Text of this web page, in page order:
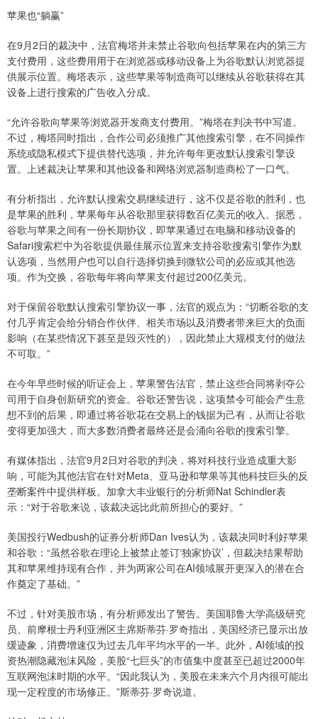
苹果也“躺赢”
在9月2日的裁决中，法官梅塔并未禁止谷歌向包括苹果在内的第三方
支付费用，这些费用用于在浏览器或移动设备上为谷歌默认浏览器提
供展示位置。梅塔表示，这些苹果等制造商可以继续从谷歌获得在其
设备上进行搜索的广告收入分成。
“允许谷歌向苹果等浏览器开发商支付费用。”梅塔在判决书中写道。
不过，梅塔同时指出，合作公司必须推广其他搜索引擎，在不同操作
系统或隐私模式下提供替代选项，并允许每年更改默认搜索引擎设
置。上述裁决让苹果和其他设备和网络浏览器制造商松了一口气。
有分析指出，允许默认搜索交易继续进行，这不仅是谷歌的胜利，也
是苹果的胜利，苹果每年从谷歌那里获得数百亿美元的收入。据悉，
谷歌与苹果之间有一份长期协议，即苹果通过在电脑和移动设备的
Safari搜索栏中为谷歌提供最佳展示位置来支持谷歌搜索引擎作为默
认选项，当然用户也可以自行选择切换到微软公司的必应或其他选
项。作为交换，谷歌每年将向苹果支付超过200亿美元。
对于保留谷歌默认搜索引擎协议一事，法官的观点为：“切断谷歌的支
付几乎肯定会给分销合作伙伴、相关市场以及消费者带来巨大的负面
影响（在某些情况下甚至是毁灭性的），因此禁止大规模支付的做法
不可取。”
在今年早些时候的听证会上，苹果警告法官，禁止这些合同将剥夺公
司用于自身创新研究的资金。谷歌还警告说，这项禁令可能会产生意
想不到的后果，即通过将谷歌花在交易上的钱据为己有，从而让谷歌
变得更加强大，而大多数消费者最终还是会涌向谷歌的搜索引擎。
有媒体指出，法官9月2日对谷歌的判决，将对科技行业造成重大影
响，可能为其他法官在针对Meta、亚马逊和苹果等其他科技巨头的反
垄断案件中提供样板。加拿大丰业银行的分析师Nat Schindler表
示：“对于谷歌来说，该裁决远比此前所担心的要好。”
美国投行Wedbush的证券分析师Dan Ives认为，该裁决同时利好苹果
和谷歌：“虽然谷歌在理论上被禁止签订‘独家协议’，但裁决结果帮助
其和苹果维持现有合作，并为两家公司在AI领域展开更深入的潜在合
作奠定了基础。”
不过，针对美股市场，有分析师发出了警告。美国耶鲁大学高级研究
员、前摩根士丹利亚洲区主席斯蒂芬·罗奇指出，美国经济已显示出放
缓迹象，消费增速仅为过去几年平均水平的一半。此外，AI领域的投
资热潮隐藏泡沫风险，美股“七巨头”的市值集中度甚至已超过2000年
互联网泡沫时期的水平。“因此我认为，美股在未来六个月内很可能出
现一定程度的市场修正。”斯蒂芬·罗奇说道。